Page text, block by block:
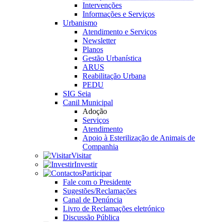
Intervenções
Informações e Serviços
Urbanismo
Atendimento e Serviços
Newsletter
Planos
Gestão Urbanística
ARUS
Reabilitação Urbana
PEDU
SIG Seia
Canil Municipal
Adoção
Serviços
Atendimento
Apoio à Esterilização de Animais de
Companhia
Visitar
Investir
Participar
Fale com o Presidente
Sugestões/Reclamações
Canal de Denúncia
Livro de Reclamações eletrónico
Discussão Pública